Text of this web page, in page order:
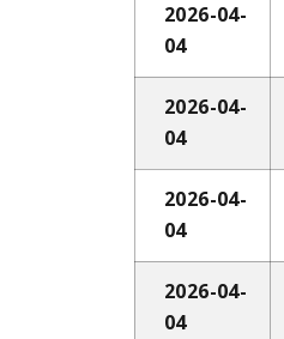
2026-04-
04
2026-04-
04
2026-04-
04
2026-04-
04